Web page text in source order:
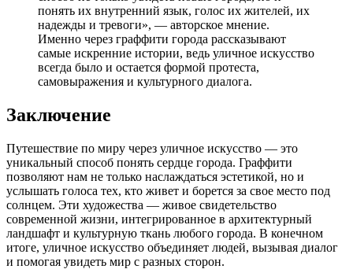
понять их внутренний язык, голос их жителей, их
надежды и тревоги», — авторское мнение.
Именно через граффити города рассказывают
самые искренние истории, ведь уличное искусство
всегда было и остается формой протеста,
самовыражения и культурного диалога.
Заключение
Путешествие по миру через уличное искусство — это
уникальный способ понять сердце города. Граффити
позволяют нам не только наслаждаться эстетикой, но и
услышать голоса тех, кто живет и борется за свое место под
солнцем. Эти художества — живое свидетельство
современной жизни, интегрированное в архитектурный
ландшафт и культурную ткань любого города. В конечном
итоге, уличное искусство объединяет людей, вызывая диалог
и помогая увидеть мир с разных сторон.